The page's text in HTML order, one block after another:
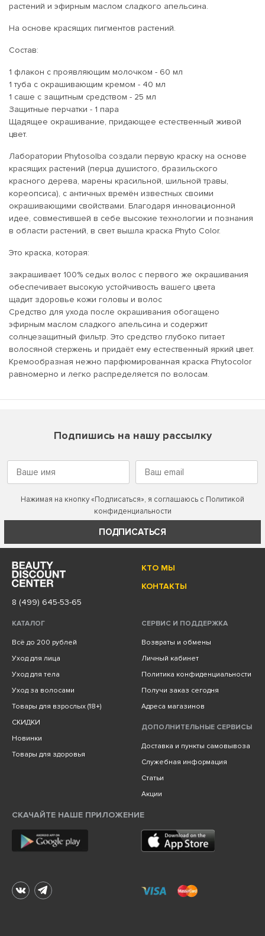
растений и эфирным маслом сладкого апельсина.
На основе красящих пигментов растений.
Состав:
1 флакон с проявляющим молочком - 60 мл
1 туба с окрашивающим кремом - 40 мл
1 саше с защитным средством - 25 мл
Защитные перчатки - 1 пара
Щадящее окрашивание, придающее естественный живой
цвет.
Лаборатории Phytosolba создали первую краску на основе
красящих растений (перца душистого, бразильского
красного дерева, марены красильной, шильной травы,
кореопсиса), с античных времён известных своими
окрашивающими свойствами. Благодаря инновационной
идее, совместившей в себе высокие технологии и познания
в области растений, в свет вышла краска Phyto Color.
Это краска, которая:
закрашивает 100% седых волос с первого же окрашивания
обеспечивает высокую устойчивость вашего цвета
щадит здоровье кожи головы и волос
Средство для ухода после окрашивания обогащено
эфирным маслом сладкого апельсина и содержит
солнцезащитный фильтр. Это средство глубоко питает
волосяной стержень и придаёт ему естественный яркий цвет.
Кремообразная нежно парфюмированная краска Phytocolor
равномерно и легко распределяется по волосам.
Подпишись на нашу рассылку
Нажимая на кнопку «Подписаться», я соглашаюсь с Политикой
конфиденциальности
ПОДПИСАТЬСЯ
КТО МЫ
КОНТАКТЫ
8 (499) 645-53-65
КАТАЛОГ
Всё до 200 рублей
Уход для лица
Уход для тела
Уход за волосами
Товары для взрослых (18+)
СКИДКИ
Новинки
Товары для здоровья
СЕРВИС И ПОДДЕРЖКА
Возвраты и обмены
Личный кабинет
Политика конфиденциальности
Получи заказ сегодня
Адреса магазинов
ДОПОЛНИТЕЛЬНЫЕ СЕРВИСЫ
Доставка и пункты самовывоза
Служебная информация
Статьи
Акции
СКАЧАЙТЕ НАШЕ ПРИЛОЖЕНИЕ